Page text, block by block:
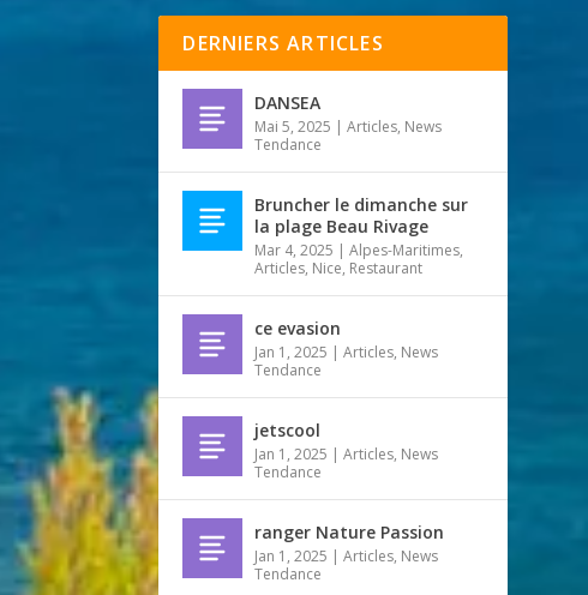
DERNIERS ARTICLES
DANSEA
Mai 5, 2025 |Articles, News
Tendance
Bruncher le dimanche sur
la plage Beau Rivage
Mar 4, 2025 |Alpes-Maritimes,
Articles, Nice, Restaurant
ce evasion
Jan 1, 2025 |Articles, News
Tendance
jetscool
Jan 1, 2025 |Articles, News
Tendance
ranger Nature Passion
Jan 1, 2025 |Articles, News
Tendance